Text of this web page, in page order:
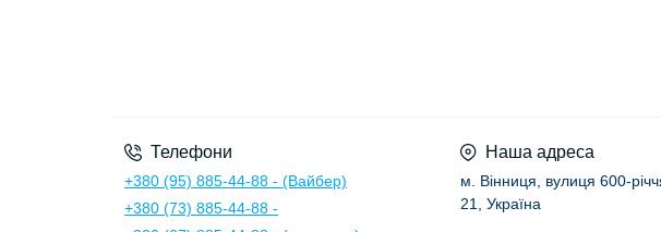
Телефони
+380 (95) 885-44-88 - (Вайбер)
+380 (73) 885-44-88 -
Наша адреса
м. Вінниця, вулиця 600-
21, Україна